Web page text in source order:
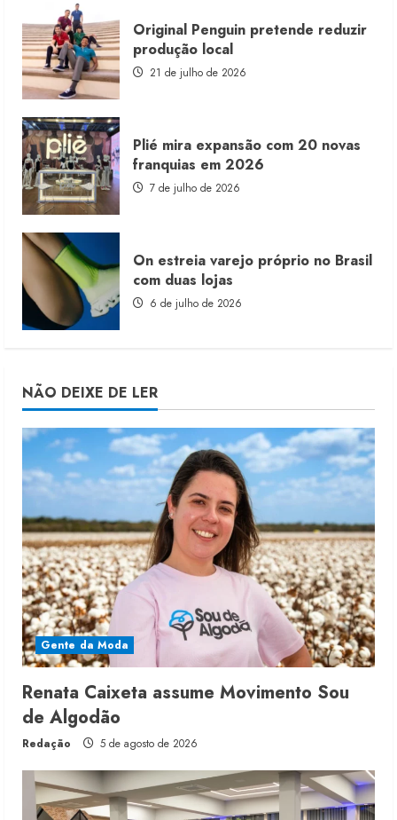
Original Penguin pretende reduzir
produção local
21 de julho de 2026
Plié mira expansão com 20 novas
franquias em 2026
7 de julho de 2026
On estreia varejo próprio no Brasil
com duas lojas
6 de julho de 2026
NÃO DEIXE DE LER
Gente da Moda
Renata Caixeta assume Movimento Sou
de Algodão
Redação 5 de agosto de 2026